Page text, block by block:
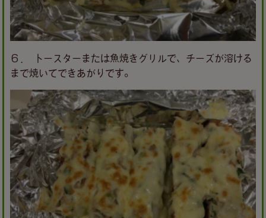
６． トースターまたは魚焼きグリルで、チーズが溶ける
まで焼いてできあがりです。